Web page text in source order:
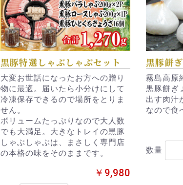
黒豚特選しゃぶしゃぶセット
大変お世話になったお方への贈り
物に最適。届いたら小分けにして
冷凍保存できるので場所をとりま
せん。
ボリュームたっぷりなので大人数
でも大満足。大きなトレイの黒豚
しゃぶしゃぶは、まさしく専門店
の本格の味をそのままです。
￥9,980
黒豚餅
霧島高原
黒豚餅ぎ
出す肉汁
なので食
数量